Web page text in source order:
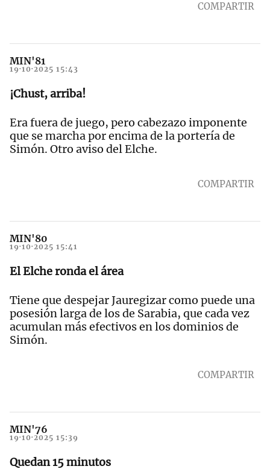
COMPARTIR
MIN'81
19·10·2025 15:43
¡Chust, arriba!
Era fuera de juego, pero cabezazo imponente
que se marcha por encima de la portería de
Simón. Otro aviso del Elche.
COMPARTIR
MIN'80
19·10·2025 15:41
El Elche ronda el área
Tiene que despejar Jauregizar como puede una
posesión larga de los de Sarabia, que cada vez
acumulan más efectivos en los dominios de
Simón.
COMPARTIR
MIN'76
19·10·2025 15:39
Quedan 15 minutos